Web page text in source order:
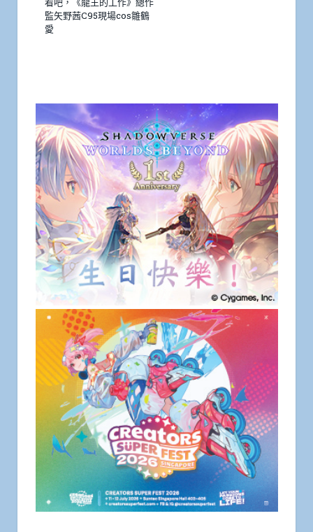
監矢野茜C95現場cos雛鶴
愛